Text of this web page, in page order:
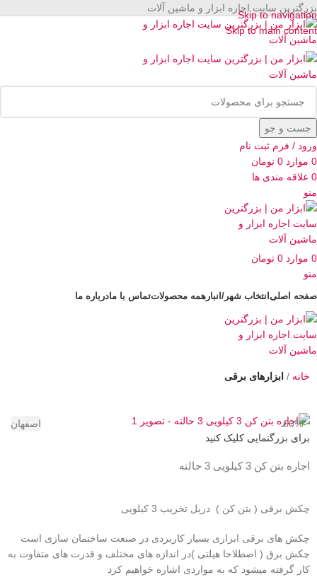
Skip to navigation
Skip to main content
بزرگترین سایت اجاره ابزار و ماشین آلات
جست و جو
ورود / فرم ثبت نام
0 موارد 0 تومان
0 علاقه مندی ها
منو
0 موارد 0 تومان
منو
صفحه اصلی انتخاب شهر/انبار همه محصولاتتماس با مادرباره ما
خانه ابزارهای برقی
-60%
اصفهان
برای بزرگنمایی کلیک کنید
اجاره بتن کن 3 کیلویی 3 حالته
چکش برقی ( بتن کن ) دریل تخریب 3 کیلویی
چکش های برقی ابزاری بسیار کاربردی در صنعت ساختمان سازی است
چکش برق ( اصطلاحا هیلتی )در اندازه های مختلف و قدرت های متفاوت به
کار گرفته میشود که به مواردی اشاره خواهیم کرد